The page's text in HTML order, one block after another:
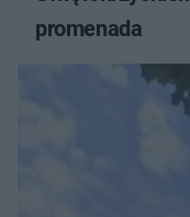
promenada